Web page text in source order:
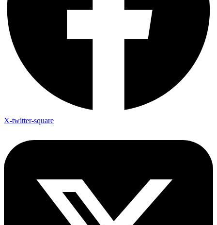
X-twitter-square